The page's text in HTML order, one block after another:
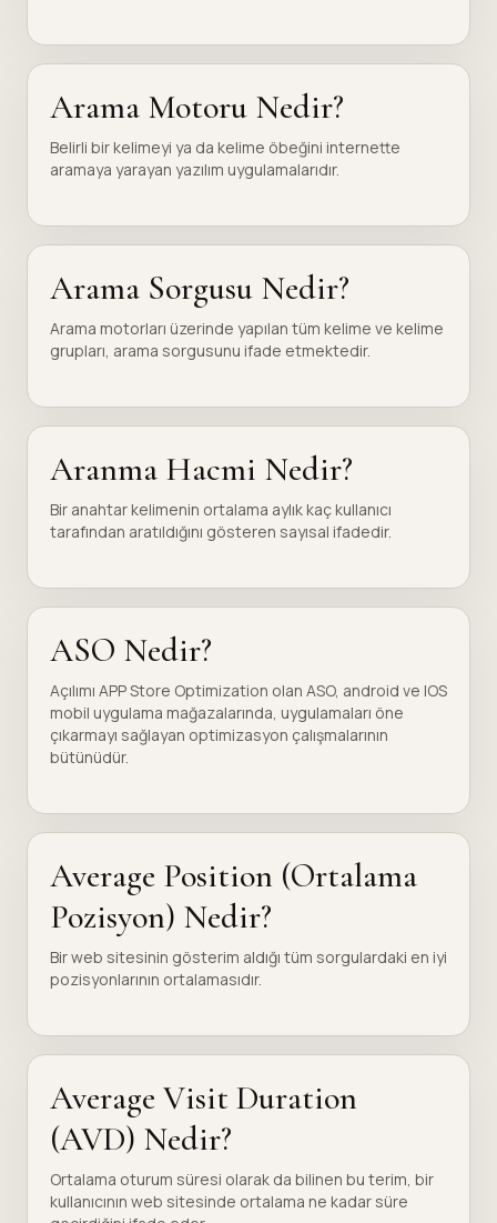
Arama Motoru Nedir?
Belirli bir kelimeyi ya da kelime öbeğini internette
aramaya yarayan yazılım uygulamalarıdır.
Arama Sorgusu Nedir?
Arama motorları üzerinde yapılan tüm kelime ve kelime
grupları, arama sorgusunu ifade etmektedir.
Aranma Hacmi Nedir?
Bir anahtar kelimenin ortalama aylık kaç kullanıcı
tarafından aratıldığını gösteren sayısal ifadedir.
ASO Nedir?
Açılımı APP Store Optimization olan ASO, android ve IOS
mobil uygulama mağazalarında, uygulamaları öne
çıkarmayı sağlayan optimizasyon çalışmalarının
bütünüdür.
Average Position (Ortalama
Pozisyon) Nedir?
Bir web sitesinin gösterim aldığı tüm sorgulardaki en iyi
pozisyonlarının ortalamasıdır.
Average Visit Duration
(AVD) Nedir?
Ortalama oturum süresi olarak da bilinen bu terim, bir
kullanıcının web sitesinde ortalama ne kadar süre